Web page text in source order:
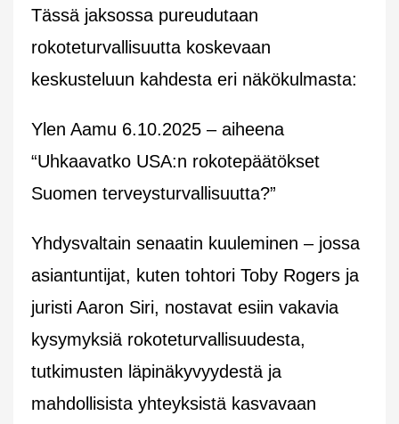
Tässä jaksossa pureudutaan
rokoteturvallisuutta koskevaan
keskusteluun kahdesta eri näkökulmasta:
Ylen Aamu 6.10.2025 – aiheena
“Uhkaavatko USA:n rokotepäätökset
Suomen terveysturvallisuutta?”
Yhdysvaltain senaatin kuuleminen – jossa
asiantuntijat, kuten tohtori Toby Rogers ja
juristi Aaron Siri, nostavat esiin vakavia
kysymyksiä rokoteturvallisuudesta,
tutkimusten läpinäkyvyydestä ja
mahdollisista yhteyksistä kasvavaan